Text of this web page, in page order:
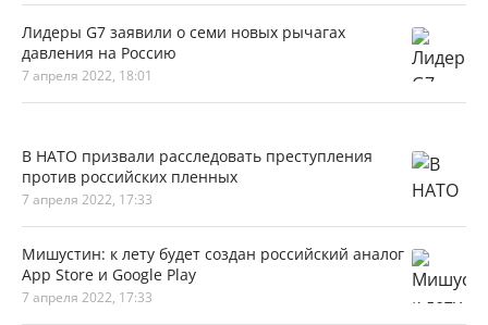
Лидеры G7 заявили о семи новых рычагах
давления на Россию
7 апреля 2022, 18:01
В НАТО призвали расследовать преступления
против российских пленных
7 апреля 2022, 17:33
Мишустин: к лету будет создан российский аналог
App Store и Google Play
7 апреля 2022, 17:33